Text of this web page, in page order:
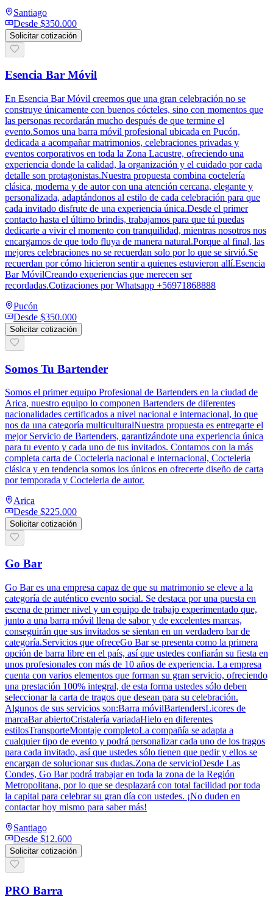
Santiago
Desde $350.000
Solicitar cotización
Esencia Bar Móvil
En Esencia Bar Móvil creemos que una gran celebración no se
construye únicamente con buenos cócteles, sino con momentos que
las personas recordarán mucho después de que termine el
evento.Somos una barra móvil profesional ubicada en Pucón,
dedicada a acompañar matrimonios, celebraciones privadas y
eventos corporativos en toda la Zona Lacustre, ofreciendo una
experiencia donde la calidad, la organización y el cuidado por cada
detalle son protagonistas.Nuestra propuesta combina coctelería
clásica, moderna y de autor con una atención cercana, elegante y
personalizada, adaptándonos al estilo de cada celebración para que
cada invitado disfrute de una experiencia única.Desde el primer
contacto hasta el último brindis, trabajamos para que tú puedas
dedicarte a vivir el momento con tranquilidad, mientras nosotros nos
encargamos de que todo fluya de manera natural.Porque al final, las
mejores celebraciones no se recuerdan solo por lo que se sirvió.Se
recuerdan por cómo hicieron sentir a quienes estuvieron allí.Esencia
Bar MóvilCreando experiencias que merecen ser
recordadas.Cotizaciones por Whatsapp +56971868888
Pucón
Desde $350.000
Solicitar cotización
Somos Tu Bartender
Somos el primer equipo Profesional de Bartenders en la ciudad de
Arica, nuestro equipo lo componen Bartenders de diferentes
nacionalidades certificados a nivel nacional e internacional, lo que
nos da una categoría multiculturalNuestra propuesta es entregarte el
mejor Servicio de Bartenders, garantizándote una experiencia única
para tu evento y cada uno de tus invitados. Contamos con la más
completa carta de Cocteleria nacional e internacional, Cocteleria
clásica y en tendencia somos los únicos en ofrecerte diseño de carta
por temporada y Cocteleria de autor.
Arica
Desde $225.000
Solicitar cotización
Go Bar
Go Bar es una empresa capaz de que su matrimonio se eleve a la
categoría de auténtico evento social. Se destaca por una puesta en
escena de primer nivel y un equipo de trabajo experimentado que,
junto a una barra móvil llena de sabor y de excelentes marcas,
conseguirán que sus invitados se sientan en un verdadero bar de
categoría.Servicios que ofreceGo Bar se presenta como la primera
opción de barra libre en el país, así que ustedes confiarán su fiesta en
unos profesionales con más de 10 años de experiencia. La empresa
cuenta con varios elementos que forman su gran servicio, ofreciendo
una prestación 100% integral, de esta forma ustedes sólo deben
seleccionar la carta de tragos que desean para su celebración.
Algunos de sus servicios son:Barra móvilBartendersLicores de
marcaBar abiertoCristalería variadaHielo en diferentes
estilosTransporteMontaje completoLa compañía se adapta a
cualquier tipo de evento y podrá personalizar cada uno de los tragos
para cada invitado, así que ustedes sólo tienen que pedir y ellos se
encargan de solucionar sus dudas.Zona de servicioDesde Las
Condes, Go Bar podrá trabajar en toda la zona de la Región
Metropolitana, por lo que se desplazará con total facilidad por toda
la capital para celebrar su gran día con ustedes. ¡No duden en
contactar hoy mismo para saber más!
Santiago
Desde $12.600
Solicitar cotización
PRO Barra